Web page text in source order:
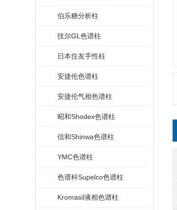
伯乐糖分析柱
技尔GL色谱柱
日本住友手性柱
安捷伦色谱柱
安捷伦气相色谱柱
昭和Shodex色谱柱
信和Shinwa色谱柱
YMC色谱柱
色谱科Supelco色谱柱
Kromasil液相色谱柱